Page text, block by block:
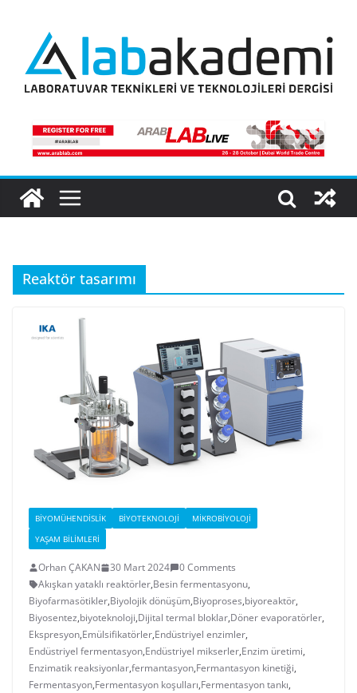
content
Reaktör tasarımı
BIYOMÜHENDISLIK BIYOTEKNOLOJI
MIKROBIYOLOJI
YAŞAM BILIMLERI
Orhan ÇAKAN 30 Mart 2024
0 Comments
Akışkan yataklı reaktörler,Besin fermentasyonu,
Biyofarmasötikler,Biyolojik dönüşüm,Biyoproses,biyoreaktör,
Biyosentez,biyoteknoloji,Dijital termal bloklar,Döner evaporatörler,
Ekspresyon,Emülsifikatörler,Endüstriyel enzimler,
Endüstriyel fermentasyon,Endüstriyel mikserler,Enzim üretimi,
Enzimatik reaksiyonlar,fermantasyon,Fermantasyon kinetiği,
Fermentasyon,Fermentasyon koşulları,Fermentasyon tankı,